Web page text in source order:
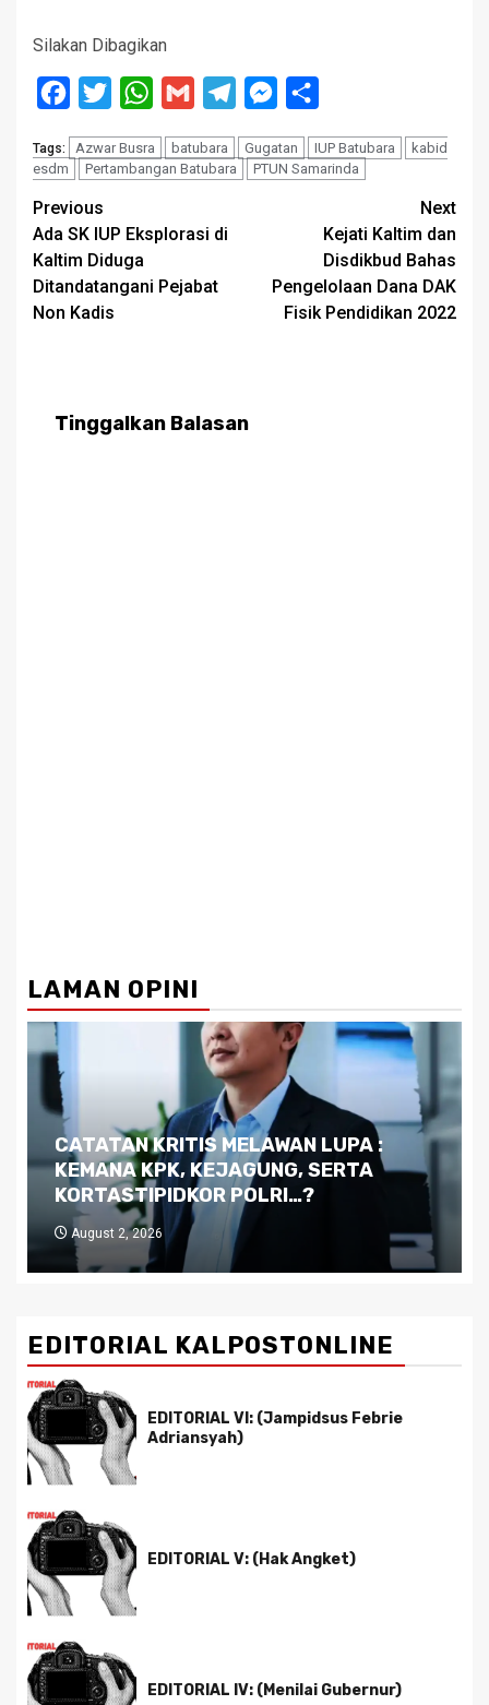
Silakan Dibagikan
Facebook
Twitter WhatsApp
Gmail TelegramMessenger
Tags: Azwar Busra batubara Gugatan IUP Batubara
kabid
esdm
Pertambangan Batubara PTUN Samarinda
Post
navigation
Previous
Ada SK IUP Eksplorasi di
Kaltim Diduga
Ditandatangani Pejabat
Non Kadis
Next
Kejati Kaltim dan
Disdikbud Bahas
Pengelolaan Dana DAK
Fisik Pendidikan 2022
Tinggalkan Balasan
LAMAN OPINI
Dilema Kaltim di Tengah Krisis:
Kutukan Sumber Daya Alam dan
Pemimpin yang Tak Kreatif
July 29, 2026
EDITORIAL KALPOSTONLINE
EDITORIAL VI: (Jampidsus Febrie
Adriansyah)
EDITORIAL V: (Hak Angket)
EDITORIAL IV: (Menilai Gubernur)